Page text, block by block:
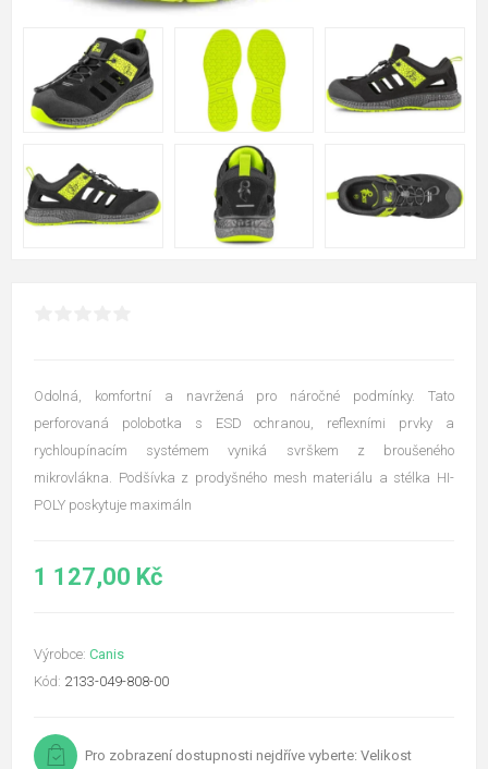
Odolná, komfortní a navržená pro náročné podmínky. Tato
perforovaná polobotka s ESD ochranou, reflexními prvky a
rychloupínacím systémem vyniká svrškem z broušeného
mikrovlákna. Podšívka z prodyšného mesh materiálu a stélka HI-
POLY poskytuje maximáln
1 127,00 Kč
Výrobce: Canis
Kód: 2133-049-808-00
Pro zobrazení dostupnosti nejdříve vyberte: Velikost